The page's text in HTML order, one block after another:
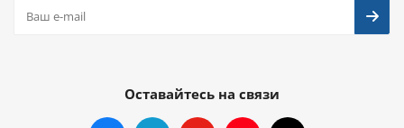
Оставайтесь на связи